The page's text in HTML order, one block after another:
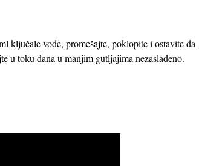
ključale vode, promešajte, poklopite i ostavite da
u toku dana u manjim gutljajima nezaslađeno.